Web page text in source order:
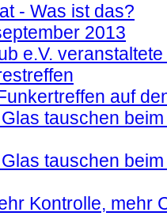
- Was ist das?
2013
e.V.
auf
tauschen
tauschen
Kontrolle, mehr